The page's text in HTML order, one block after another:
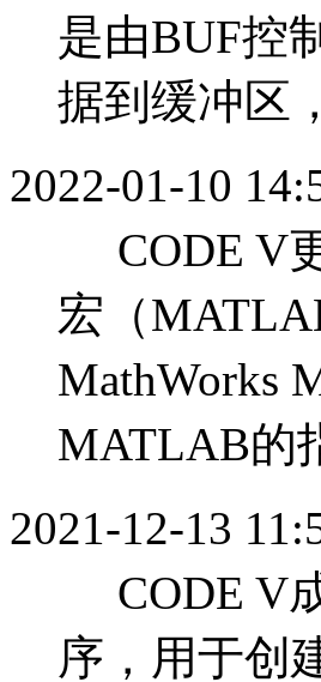
是由BUF控
据到缓冲区
2022-01-10
CODE V
宏（
MathWorks
MATLAB的
2021-12-13
CODE V
序，用于创